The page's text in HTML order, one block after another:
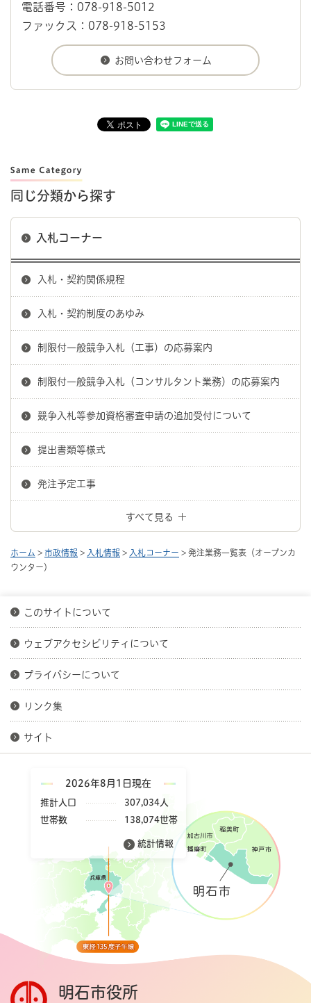
電話番号：078-918-5012
ファックス：078-918-5153
同じ分類から探す
入札コーナー
入札・契約関係規程
入札・契約制度のあゆみ
制限付一般競争入札（工事）の応募案内
制限付一般競争入札（コンサルタント業務）の応募案内
競争入札等参加資格審査申請の追加受付について
提出書類等様式
発注予定工事
すべて見る
ホーム > 市政情報 > 入札情報 > 入札コーナー > 発注業務一覧表（オープンカ
ウンター）
このサイトについて
ウェブアクセシビリティについて
プライバシーについて
リンク集
サイト
2026年8月1日現在
推計人口
307,034人
世帯数
138,074世帯
統計情報
明石市役所